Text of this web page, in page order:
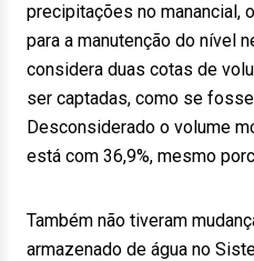
precipitações no manancial,
para a manutenção do nível
considera duas cotas de
ser captadas, como se
Desconsiderado o volume
está com 36,9%, mesmo
Também não tiveram
armazenado de água no